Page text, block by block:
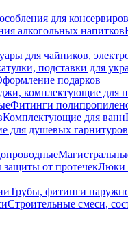
для
алкогольных напитков
для чайников,
подставки для
подарков
комплектующие для
Фитинги
Комплектующие для ванн
для душевых гарнитуров
от протечекЛюки
Трубы, фитинги
Строительные смеси,